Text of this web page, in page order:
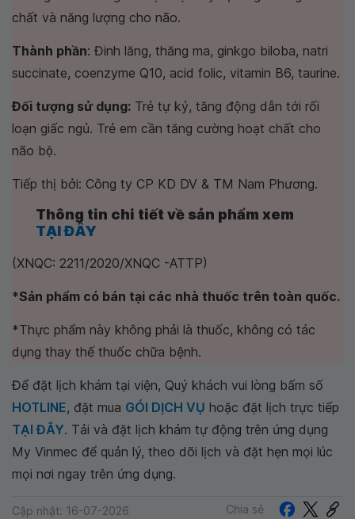
chất và năng lượng cho não.
Thành phần: Đinh lăng, thăng ma, ginkgo biloba, natri
succinate, coenzyme Q10, acid folic, vitamin B6, taurine.
Đối tượng sử dụng: Trẻ tự kỷ, tăng động dẫn tới rối
loạn giấc ngủ. Trẻ em cần tăng cường hoạt chất cho
não bộ.
Tiếp thị bởi: Công ty CP KD DV & TM Nam Phương.
Thông tin chi tiết về sản phẩm xem
TẠI ĐÂY
(XNQC: 2211/2020/XNQC -ATTP)
*Sản phẩm có bán tại các nhà thuốc trên toàn quốc.
*Thực phẩm này không phải là thuốc, không có tác
dụng thay thế thuốc chữa bệnh.
Để đặt lịch khám tại viện, Quý khách vui lòng bấm số
HOTLINE, đặt mua GÓI DỊCH VỤ hoặc đặt lịch trực tiếp
TẠI ĐÂY. Tải và đặt lịch khám tự động trên ứng dụng
My Vinmec để quản lý, theo dõi lịch và đặt hẹn mọi lúc
mọi nơi ngay trên ứng dụng.
Cập nhật: 16-07-2026 Chia sẻ